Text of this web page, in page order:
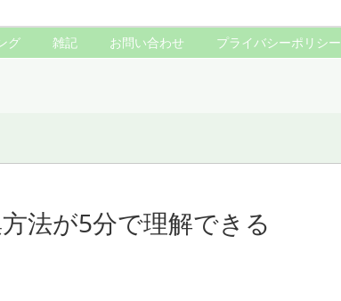
グ 雑記 お問い合わせ プライバシーポリシー
法が5分で理解できる